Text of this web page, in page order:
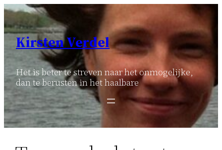
Ga
naar
inhoud
Kirsten Verdel
Het is beter te streven naar het onmogelijke,
dan te berusten in het haalbare